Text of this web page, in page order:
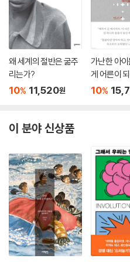
왜 세계의 절반은 굶주
리는가?
10% 11,520원
가난한 아
게 어른이
10%
이 분야 신상품